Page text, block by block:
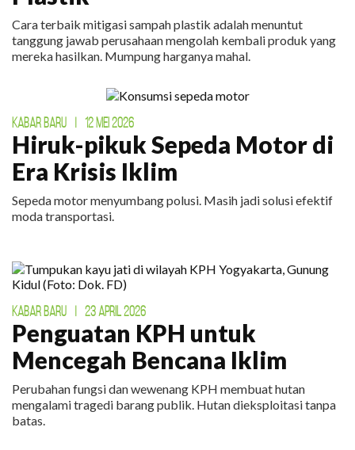
Cara terbaik mitigasi sampah plastik adalah menuntut
tanggung jawab perusahaan mengolah kembali produk yang
mereka hasilkan. Mumpung harganya mahal.
KABAR BARU 12 MEI 2026
Hiruk-pikuk Sepeda Motor di
Era Krisis Iklim
Sepeda motor menyumbang polusi. Masih jadi solusi efektif
moda transportasi.
KABAR BARU 23 APRIL 2026
Penguatan KPH untuk
Mencegah Bencana Iklim
Perubahan fungsi dan wewenang KPH membuat hutan
mengalami tragedi barang publik. Hutan dieksploitasi tanpa
batas.